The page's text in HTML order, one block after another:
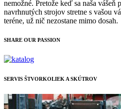
nemožné. Pretože keď sa naša vášeň
navrhnutých strojov stretne s vašou
teréne, už nič nezostane mimo dosah.
SHARE OUR PASSION
SERVIS ŠTVORKOLIEK A SKÚTROV